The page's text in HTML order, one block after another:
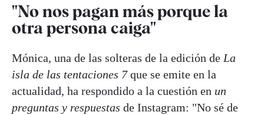
"No nos pagan más porque la
otra persona caiga"
Mónica, una de las solteras de la edición de La
isla de las tentaciones 7que se emite en la
actualidad, ha respondido a la cuestión en un
preguntas y respuestas de Instagram: "No sé de